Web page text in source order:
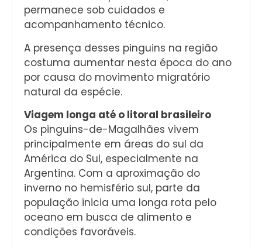
permanece sob cuidados e
acompanhamento técnico.
A presença desses pinguins na região
costuma aumentar nesta época do ano
por causa do movimento migratório
natural da espécie.
Viagem longa até o litoral brasileiro
Os pinguins-de-Magalhães vivem
principalmente em áreas do sul da
América do Sul, especialmente na
Argentina. Com a aproximação do
inverno no hemisfério sul, parte da
população inicia uma longa rota pelo
oceano em busca de alimento e
condições favoráveis.